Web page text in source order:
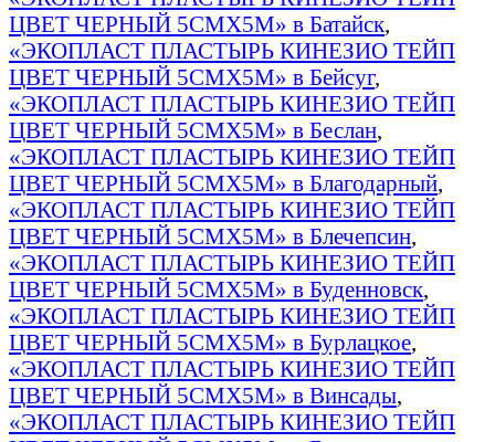
ЦВЕТ ЧЕРНЫЙ 5СМХ5М» в Батайск,
«ЭКОПЛАСТ ПЛАСТЫРЬ КИНЕЗИО ТЕЙП
ЦВЕТ ЧЕРНЫЙ 5СМХ5М» в Бейсуг,
«ЭКОПЛАСТ ПЛАСТЫРЬ КИНЕЗИО ТЕЙП
ЦВЕТ ЧЕРНЫЙ 5СМХ5М» в Беслан,
«ЭКОПЛАСТ ПЛАСТЫРЬ КИНЕЗИО ТЕЙП
ЦВЕТ ЧЕРНЫЙ 5СМХ5М» в Благодарный,
«ЭКОПЛАСТ ПЛАСТЫРЬ КИНЕЗИО ТЕЙП
ЦВЕТ ЧЕРНЫЙ 5СМХ5М» в Блечепсин,
«ЭКОПЛАСТ ПЛАСТЫРЬ КИНЕЗИО ТЕЙП
ЦВЕТ ЧЕРНЫЙ 5СМХ5М» в Буденновск,
«ЭКОПЛАСТ ПЛАСТЫРЬ КИНЕЗИО ТЕЙП
ЦВЕТ ЧЕРНЫЙ 5СМХ5М» в Бурлацкое,
«ЭКОПЛАСТ ПЛАСТЫРЬ КИНЕЗИО ТЕЙП
ЦВЕТ ЧЕРНЫЙ 5СМХ5М» в Винсады,
«ЭКОПЛАСТ ПЛАСТЫРЬ КИНЕЗИО ТЕЙП